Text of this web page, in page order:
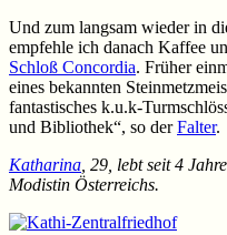
Und zum langsam wieder in
empfehle ich danach Kaffee
Schloß Concordia. Früher
eines bekannten
fantastisches k.u.k-
und Bibliothek“, so derFalter.
Katharina , 29, lebt seit 4
Modistin Österreichs.